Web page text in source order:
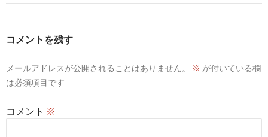
ゲ
ョ
コメントを残す
メールアドレスが公開されることはありません。 ※ が付いている欄
は必須項目です
コメント ※